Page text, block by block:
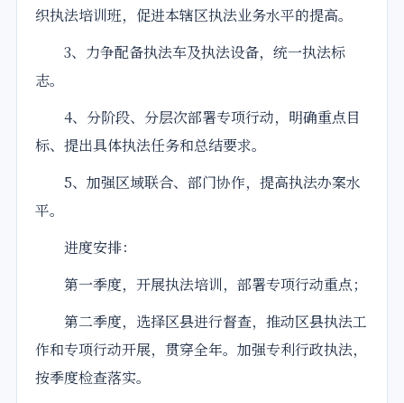
织执法培训班，促进本辖区执法业务水平的提高。
3、力争配备执法车及执法设备，统一执法标
志。
4、分阶段、分层次部署专项行动，明确重点目
标、提出具体执法任务和总结要求。
5、加强区域联合、部门协作，提高执法办案水
平。
进度安排：
第一季度，开展执法培训，部署专项行动重点；
第二季度，选择区县进行督查，推动区县执法工
作和专项行动开展，贯穿全年。加强专利行政执法，
按季度检查落实。